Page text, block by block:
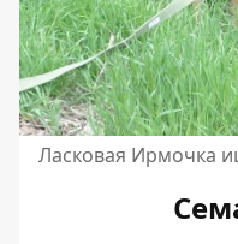
Ласковая Ирмочка